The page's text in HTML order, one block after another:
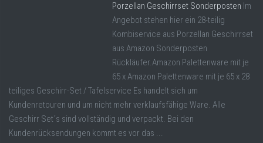
Porzellan Geschirrset Sonderposten Im
Angebot stehen hier ein 28-teilig
Kombiservice aus Porzellan Geschirrset
aus Amazon Sonderposten
Rückläufer.Amazon Palettenware mit je
65 x Amazon Palettenware mit je 65 x 28
teiliges Geschirr-Set / Tafelservice Es handelt sich um
Kundenretouren und um nicht mehr verklaufsfähige Ware. Alle
Geschirr Set´s sind vollständig und verpackt. Bei den
Kundenrücksendungen kommt es vor das ...